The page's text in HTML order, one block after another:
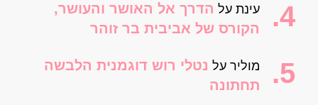
עינת על הדרך אל האושר והעושר,
הקורס של אביבית בר זוהר
מוליר על נטלי רוש דוגמנית הלבשה
תחתונה